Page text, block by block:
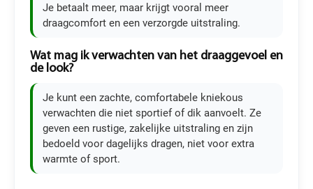
Je betaalt meer, maar krijgt vooral meer
draagcomfort en een verzorgde uitstraling.
Wat mag ik verwachten van het draaggevoel en
de look?
Je kunt een zachte, comfortabele kniekous
verwachten die niet sportief of dik aanvoelt. Ze
geven een rustige, zakelijke uitstraling en zijn
bedoeld voor dagelijks dragen, niet voor extra
warmte of sport.